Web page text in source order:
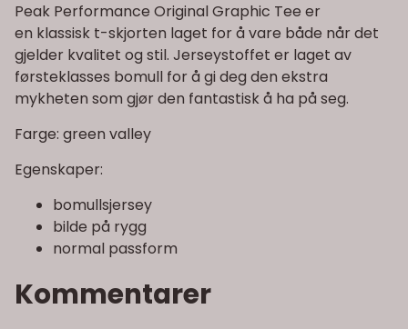
Peak Performance Original Graphic Tee er
en klassisk t-skjorten laget for å vare både når det
gjelder kvalitet og stil. Jerseystoffet er laget av
førsteklasses bomull for å gi deg den ekstra
mykheten som gjør den fantastisk å ha på seg.
Farge: green valley
Egenskaper:
bomullsjersey
bilde på rygg
normal passform
Kommentarer